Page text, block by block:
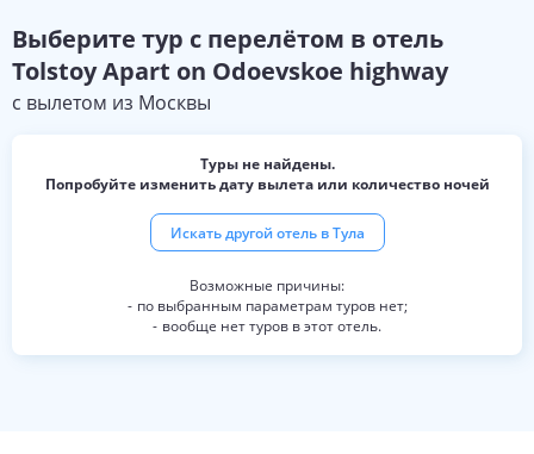
Выберите тур с перелётом в отель
Tolstoy Apart on Odoevskoe highway
с вылетом из Москвы
Туры не найдены.
Попробуйте изменить дату вылета или количество ночей
Искать другой отель вТула
по выбранным параметрам туров нет;
вообще нет туров в этот отель.